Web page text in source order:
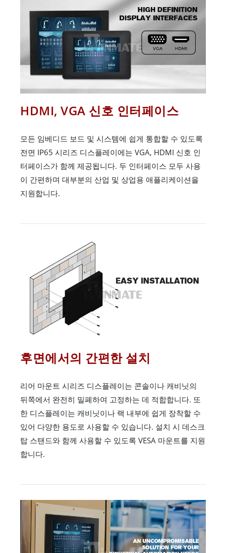
HDMI, VGA 신호 인터페이스
모든 임베디드 보드 및 시스템에 쉽게 통합할 수 있도록
전면 IP65 시리즈 디스플레이에는 VGA, HDMI 신호 인
터페이스가 함께 제공됩니다. 두 인터페이스 모두 사용
이 간편하며 대부분의 산업 및 상업용 애플리케이션을
지원합니다.
후면에서의 간편한 설치
리어 마운트 시리즈 디스플레이는 콘솔이나 캐비닛의
뒤쪽에서 완전히 밀폐하여 고정하는 데 적합합니다. 또
한 디스플레이는 캐비닛이나 랙 내부에 쉽게 장착할 수
있어 다양한 용도로 사용할 수 있습니다. 설치 시 데스크
탑 스탠드와 함께 사용할 수 있도록 VESA 마운트를 지원
합니다.